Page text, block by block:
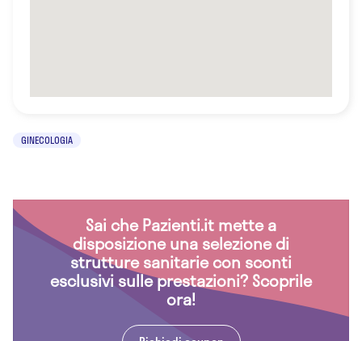
GINECOLOGIA
Sai che Pazienti.it mette a
disposizione una selezione di
strutture sanitarie con sconti
esclusivi sulle prestazioni? Scoprile
ora!